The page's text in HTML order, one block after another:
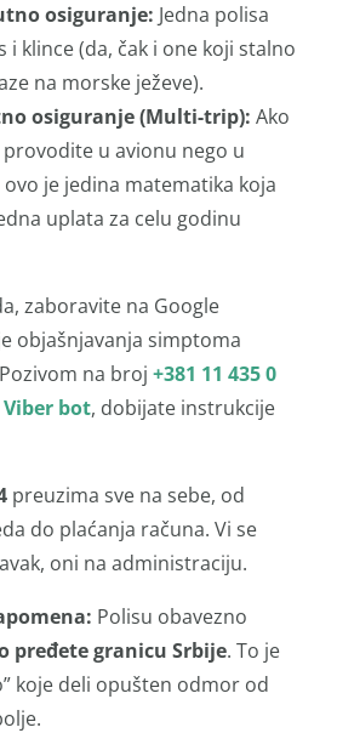
osiguranje: Jedna polisa
i klince (da, čak i one koji stalno
na morske ježeve).
osiguranje (Multi-trip): Ako
u avionu nego u
je jedina matematika koja
uplata za celu godinu
zaboravite na Google
objašnjavanja simptoma
na broj +381 11 435 0
Viber bot, dobijate instrukcije
preuzima sve na sebe, od
do plaćanja računa. Vi se
oni na administraciju.
Polisu obavezno
pređete granicu Srbije. To je
koje deli opušten odmor od